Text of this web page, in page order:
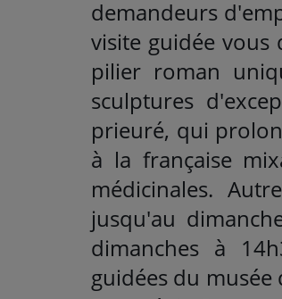
demandeurs
visite guidée vous
pilier roman
sculptures
prieuré, qui
à la française
médicinales.
jusqu'au
dimanches à
guidées du musée